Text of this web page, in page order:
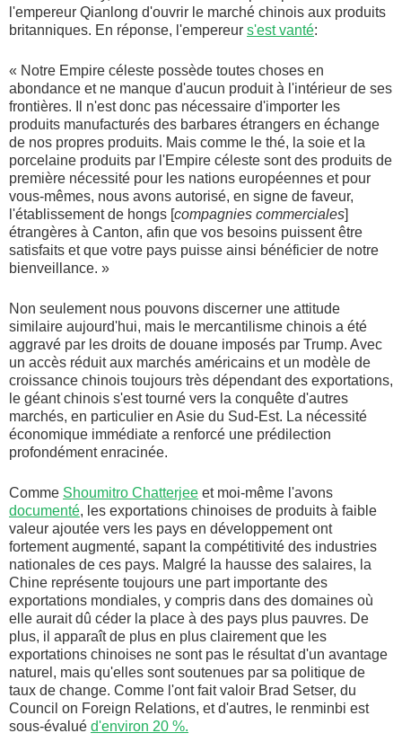
l'empereur Qianlong d'ouvrir le marché chinois aux produits
britanniques. En réponse, l'empereur s'est vanté:
« Notre Empire céleste possède toutes choses en
abondance et ne manque d'aucun produit à l'intérieur de ses
frontières. Il n'est donc pas nécessaire d'importer les
produits manufacturés des barbares étrangers en échange
de nos propres produits. Mais comme le thé, la soie et la
porcelaine produits par l'Empire céleste sont des produits de
première nécessité pour les nations européennes et pour
vous-mêmes, nous avons autorisé, en signe de faveur,
l'établissement de hongs [ compagnies commerciales
étrangères à Canton, afin que vos besoins puissent être
satisfaits et que votre pays puisse ainsi bénéficier de notre
bienveillance. »
Non seulement nous pouvons discerner une attitude
similaire aujourd'hui, mais le mercantilisme chinois a été
aggravé par les droits de douane imposés par Trump. Avec
un accès réduit aux marchés américains et un modèle de
croissance chinois toujours très dépendant des exportations,
le géant chinois s'est tourné vers la conquête d'autres
marchés, en particulier en Asie du Sud-Est. La nécessité
économique immédiate a renforcé une prédilection
profondément enracinée.
Comme Shoumitro Chatterjee et moi-même l'avons
documenté, les exportations chinoises de produits à faible
valeur ajoutée vers les pays en développement ont
fortement augmenté, sapant la compétitivité des industries
nationales de ces pays. Malgré la hausse des salaires, la
Chine représente toujours une part importante des
exportations mondiales, y compris dans des domaines où
elle aurait dû céder la place à des pays plus pauvres. De
plus, il apparaît de plus en plus clairement que les
exportations chinoises ne sont pas le résultat d'un avantage
naturel, mais qu'elles sont soutenues par sa politique de
taux de change. Comme l'ont fait valoir Brad Setser, du
Council on Foreign Relations, et d'autres, le renminbi est
sous-évalué d'environ 20 %.